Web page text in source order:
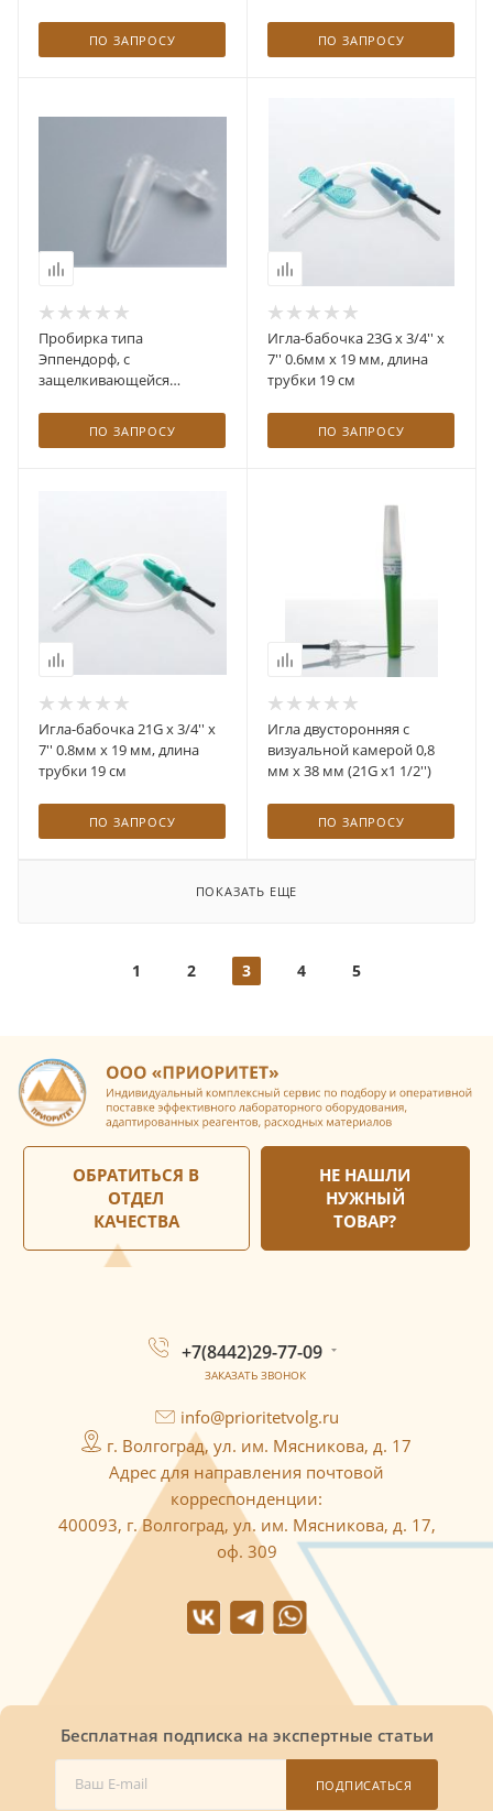
ПО ЗАПРОСУ ПО ЗАПРОСУ
Пробирка типа
Эппендорф, с
защелкивающейся
записей, градуир.
нестерил., ПП
ПО ЗАПРОСУ
Игла-бабочка 23G x 3/4'' x
7'' 0.6мм х 19 мм, длина
трубки 19 см
ПО ЗАПРОСУ
Игла-бабочка 21G x 3/4'' x
7'' 0.8мм х 19 мм, длина
трубки 19 см
ПО ЗАПРОСУ
Игла двусторонняя с
визуальной камерой 0,8
мм х 38 мм (21G х1 1/2'')
ПО ЗАПРОСУ
ПОКАЗАТЬ ЕЩЕ
1 2 3 4 5
ОБРАТИТЬСЯ В
ОТДЕЛ
КАЧЕСТВА
НЕ НАШЛИ
НУЖНЫЙ
ТОВАР?
+7(8442)29-77-09
ЗАКАЗАТЬ ЗВОНОК
info@prioritetvolg.ru
г. Волгоград, ул. им. Мясникова, д. 17
Адрес для направления почтовой
корреспонденции:
400093, г. Волгоград, ул. им. Мясникова, д. 17,
оф. 309
Бесплатная подписка на экспертные статьи
ПОДПИСАТЬСЯ